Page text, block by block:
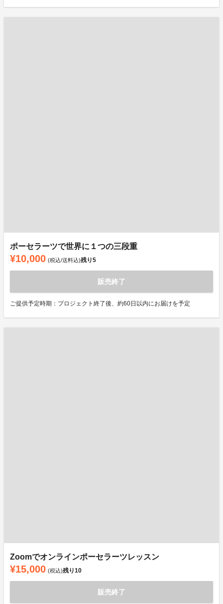
ポーセラーツで世界に１つの三段重
¥10,000 (税込/送料込)残り5
販売終了
ご提供予定時期：プロジェクト終了後、約60日以内にお届けを予定
Zoomでオンラインポーセラーツレッスン
¥15,000 (税込)残り10
販売終了